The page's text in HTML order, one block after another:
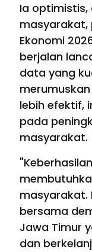
Ia
masyarakat,
Ekonomi
berjalan
data yang
lebih efektif,
pada
masyarakat.
masyarakat.
bersama
Jawa Timur
dan